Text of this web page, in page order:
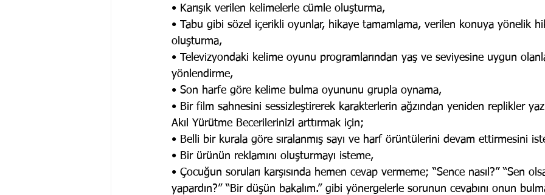
• Karışık verilen kelimelerle cümle oluşturma,
• Tabu gibi sözel içerikli oyunlar, hikaye tamamlama, verilen konuya yönelik
oluşturma,
• Televizyondaki kelime oyunu programlarından yaş ve seviyesine uygun
yönlendirme,
• Son harfe göre kelime bulma oyununu grupla oynama,
• Bir film sahnesini sessizleştirerek karakterlerin ağzından yeniden replikler
Akıl Yürütme Becerilerinizi arttırmak için;
• Belli bir kurala göre sıralanmış sayı ve harf örüntülerini devam ettirmesini
• Bir ürünün reklamını oluşturmayı isteme,
• Çocuğun soruları karşısında hemen cevap vermeme; “Sence nasıl?” “Sen
yapardın?” “Bir düşün bakalım.” gibi yönergelerle sorunun cevabını onun